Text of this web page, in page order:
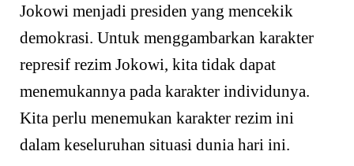
Jokowi menjadi presiden yang mencekik
demokrasi. Untuk menggambarkan karakter
represif rezim Jokowi, kita tidak dapat
menemukannya pada karakter individunya.
Kita perlu menemukan karakter rezim ini
dalam keseluruhan situasi dunia hari ini.